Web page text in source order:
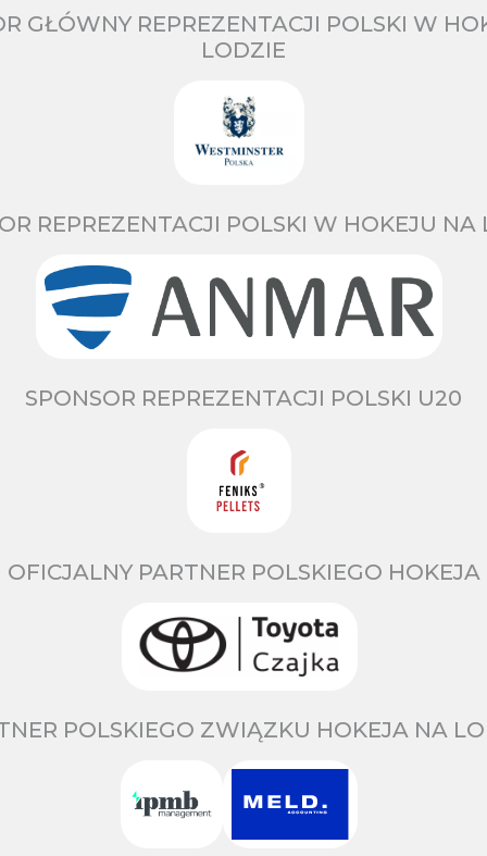
GŁÓWNY REPREZENTACJI POLSKI W
LODZIE
REPREZENTACJI POLSKI W HOKEJU NA
SPONSOR REPREZENTACJI POLSKI U20
OFICJALNY PARTNER POLSKIEGO HOKEJA
POLSKIEGO ZWIĄZKU HOKEJA NA